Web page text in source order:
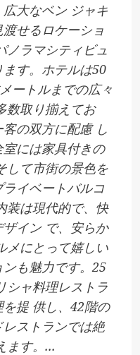
大なベン ジャキ
せるロケーショ
ノラマシティビュ
す。ホテルは50
ートルまでの広々
数取り揃えてお
の双方に配慮 し
には家具付きの
して市街の景色を
イベートバルコ
装は現代的で、快
イン で、安らか
メにとって嬉しい
も魅力です。25
シャ料理レストラ
提 供し、42階の
ストランでは絶
ます。...